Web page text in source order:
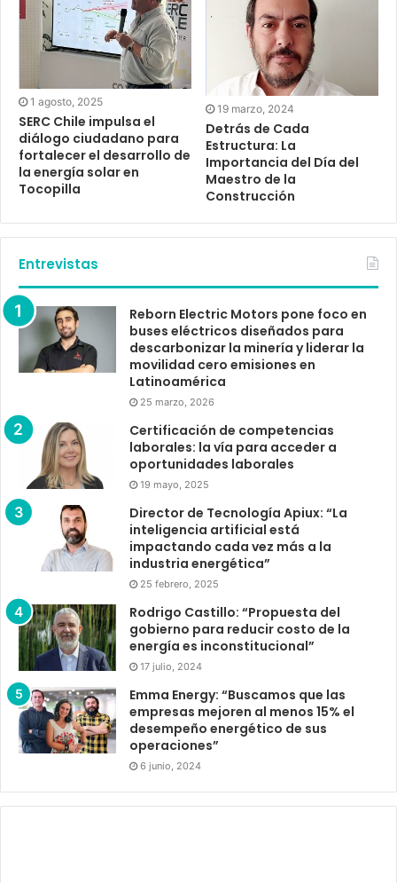
1 agosto, 2025
SERC Chile impulsa el
diálogo ciudadano para
fortalecer el desarrollo de
la energía solar en
Tocopilla
19 marzo, 2024
Detrás de Cada
Estructura: La
Importancia del Día del
Maestro de la
Construcción
Entrevistas
Reborn Electric Motors pone foco en
buses eléctricos diseñados para
descarbonizar la minería y liderar la
movilidad cero emisiones en
Latinoamérica
25 marzo, 2026
Certificación de competencias
laborales: la vía para acceder a
oportunidades laborales
19 mayo, 2025
Director de Tecnología Apiux: “La
inteligencia artificial está
impactando cada vez más a la
industria energética”
25 febrero, 2025
Rodrigo Castillo: “Propuesta del
gobierno para reducir costo de la
energía es inconstitucional”
17 julio, 2024
Emma Energy: “Buscamos que las
empresas mejoren al menos 15% el
desempeño energético de sus
operaciones”
6 junio, 2024